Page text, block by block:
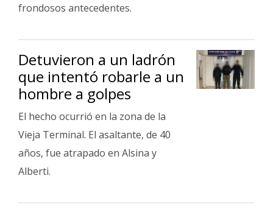
frondosos antecedentes.
Detuvieron a un ladrón
que intentó robarle a un
hombre a golpes
El hecho ocurrió en la zona de la
Vieja Terminal. El asaltante, de 40
años, fue atrapado en Alsina y
Alberti.